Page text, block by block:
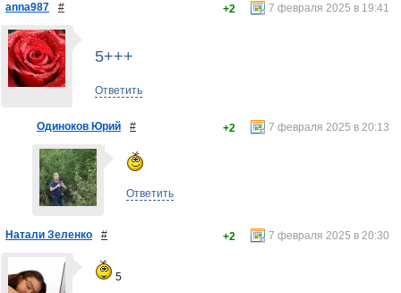
anna987 # 7 февраля 2025 в 19:41
+2
5+++
Ответить
Одиноков Юрий # 7 февраля 2025 в 20:13
+2
Ответить
Натали Зеленко # 7 февраля 2025 в 20:30
+2
5